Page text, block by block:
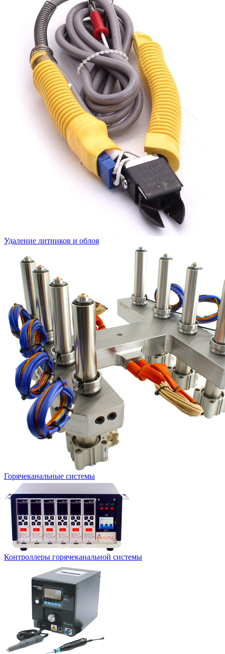
Удаление литников и облоя
Горячеканальные системы
Контроллеры горячеканальной системы